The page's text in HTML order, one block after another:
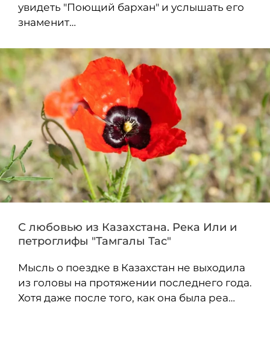
увидеть "Поющий бархан" и услышать его
знаменит…
С любовью из Казахстана. Река Или и
петроглифы "Тамгалы Тас"
Мысль о поездке в Казахстан не выходила
из головы на протяжении последнего года.
Хотя даже после того, как она была реа…